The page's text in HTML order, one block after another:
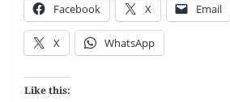
Facebook X Email
X WhatsApp
Like this: